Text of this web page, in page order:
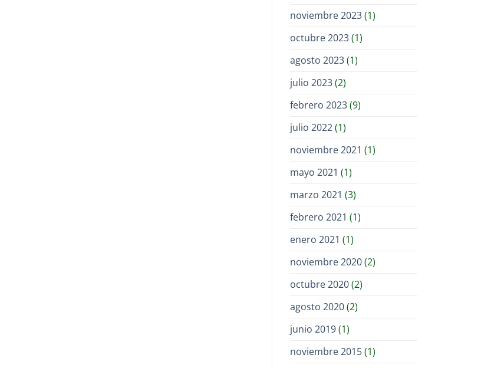
noviembre 2023(1)
octubre 2023(1)
agosto 2023(1)
julio 2023(2)
febrero 2023(9)
julio 2022(1)
noviembre 2021 (1)
mayo 2021 (1)
marzo 2021 (3)
febrero 2021 (1)
enero 2021 (1)
noviembre 2020(2)
octubre 2020(2)
agosto 2020(2)
junio 2019(1)
noviembre 2015(1)